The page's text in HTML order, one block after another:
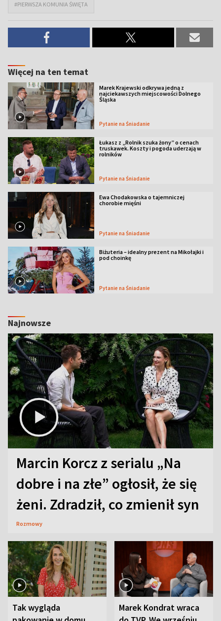
#PIERWSZA KOMUNIA ŚWIĘTA
Więcej na ten temat
Marek Krajewski odkrywa jedną z
najciekawszych miejscowości Dolnego
Śląska
Pytanie na Śniadanie
Łukasz z „Rolnik szuka żony” o cenach
truskawek. Koszty i pogoda uderzają w
rolników
Pytanie na Śniadanie
Ewa Chodakowska o tajemniczej
chorobie mięśni
Pytanie na Śniadanie
Biżuteria – idealny prezent na Mikołajki i
pod choinkę
Pytanie na Śniadanie
Najnowsze
Marcin Korcz z serialu „Na
dobre i na złe” ogłosił, że się
żeni. Zdradził, co zmienił syn
Rozmowy
Tak wygląda
Marek Kondrat wraca